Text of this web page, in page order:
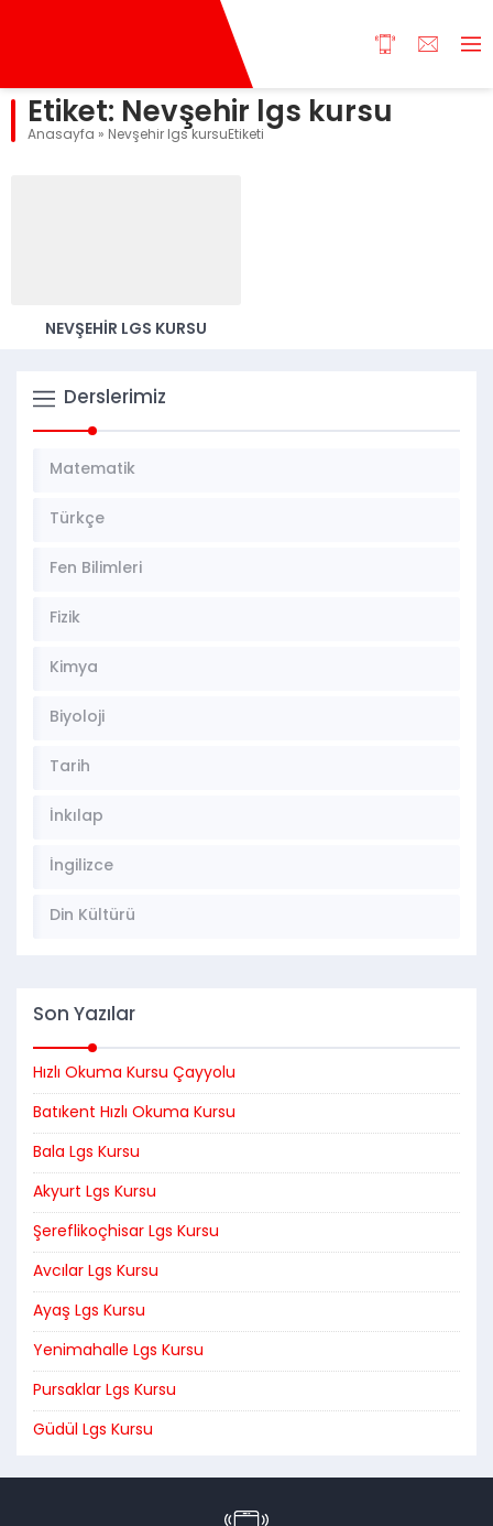
Etiket: Nevşehir lgs kursu
Anasayfa » Nevşehir lgs kursuEtiketi
NEVŞEHİR LGS KURSU
Derslerimiz
Matematik
Türkçe
Fen Bilimleri
Fizik
Kimya
Biyoloji
Tarih
İnkılap
İngilizce
Din Kültürü
Son Yazılar
Hızlı Okuma Kursu Çayyolu
Batıkent Hızlı Okuma Kursu
Bala Lgs Kursu
Akyurt Lgs Kursu
Şereflikoçhisar Lgs Kursu
Avcılar Lgs Kursu
Ayaş Lgs Kursu
Yenimahalle Lgs Kursu
Pursaklar Lgs Kursu
Güdül Lgs Kursu